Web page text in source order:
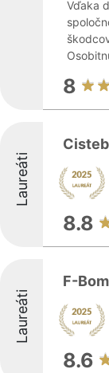
Vďaka
8
Laureáti
8.8
Laureáti
F-
8.6